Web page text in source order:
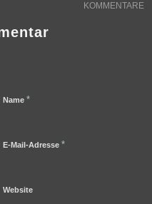
KOMMENTARE
Name *
E-Mail-Adresse *
Website